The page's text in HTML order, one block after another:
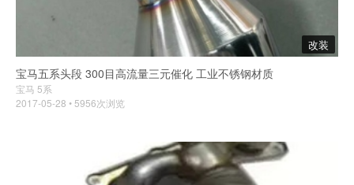
改装
宝马五系头段 300目高流量三元催化 工业不锈钢材质
宝马 5系
2017-05-28 • 5956次浏览